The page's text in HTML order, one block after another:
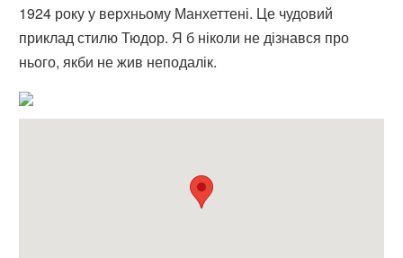
1924 року у верхньому Манхеттені. Це чудовий
приклад стилю Тюдор. Я б ніколи не дізнався про
нього, якби не жив неподалік.